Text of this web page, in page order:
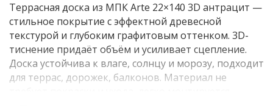
Террасная доска из МПК Arte 22×140 3D антрацит —
стильное покрытие с эффектной древесной
текстурой и глубоким графитовым оттенком. 3D-
тиснение придаёт объём и усиливает сцепление.
Доска устойчива к влаге, солнцу и морозу, подходит
для террас, дорожек, балконов. Материал не